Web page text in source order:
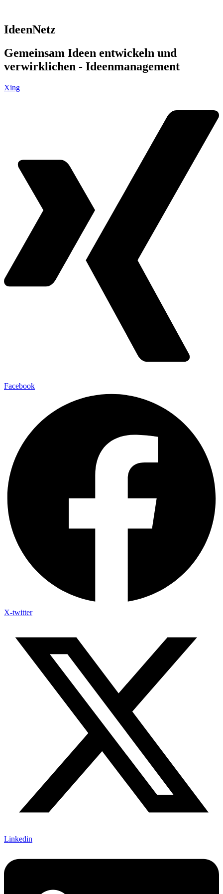
IdeenNetz
Gemeinsam Ideen entwickeln und
verwirklichen - Ideenmanagement
Xing
Facebook
X-twitter
Linkedin